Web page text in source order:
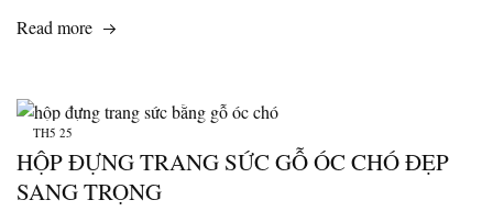
Read more
TH5 25
HỘP ĐỰNG TRANG SỨC GỖ ÓC CHÓ ĐẸP
SANG TRỌNG